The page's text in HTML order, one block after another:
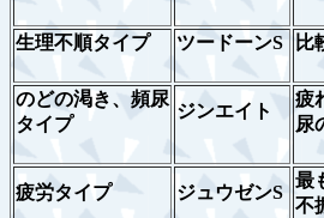
生理不順タイプ ツードーンS 比
のどの渇き、頻尿
タイプ
ジンエイト
疲
尿
疲労タイプ ジュウゼンS
最
不